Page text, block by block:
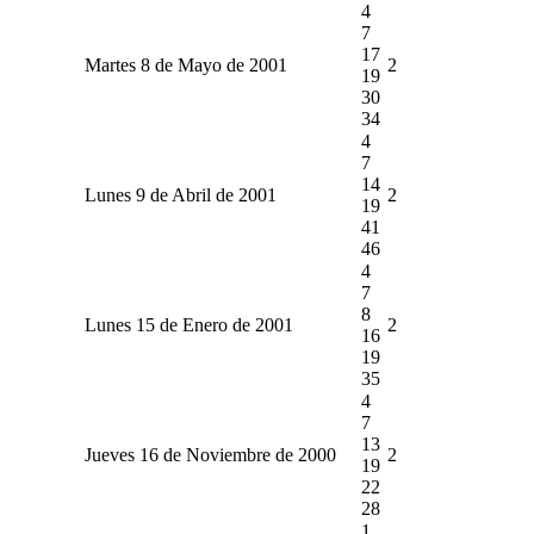
Martes 8 de Mayo de 2001
4
7
17
19
30
34
2
Lunes 9 de Abril de 2001
4
7
14
19
41
46
2
Lunes 15 de Enero de 2001
4
7
8
16
19
35
2
Jueves 16 de Noviembre de 2000
4
7
13
19
22
28
2